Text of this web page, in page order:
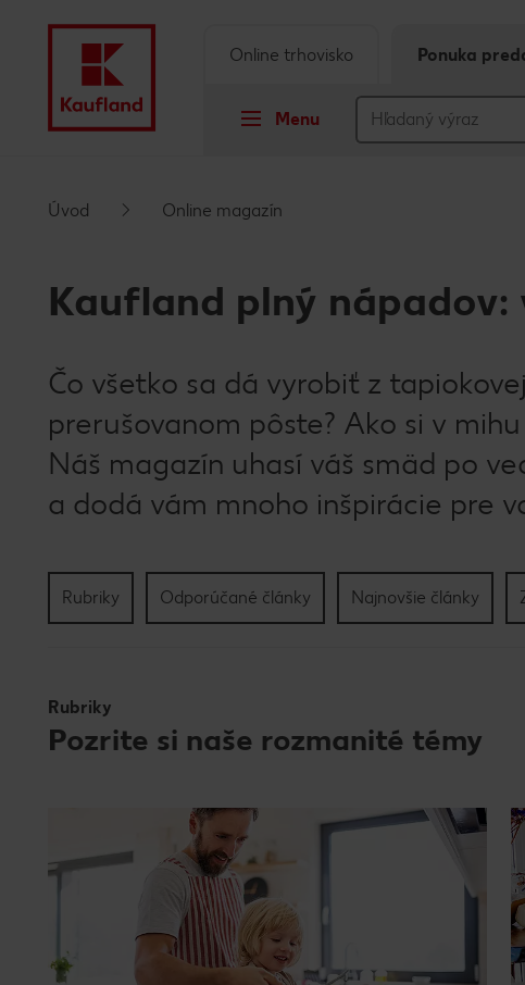
Päta
Vyskakovací bočný panel
Menu
Online trhovisko Ponuka
Úvod Online magazín
Kaufland plný
Čo všetko sa dá vyrobiť z
prerušovanom pôste? Ako si v
Náš magazín uhasí váš smäd po
a dodá vám mnoho inšpirácie pre
Rubriky Odporúčané články Najnovšie články
Rubriky
Pozrite si naše rozmanité témy